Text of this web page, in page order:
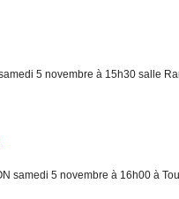
5 novembre à 15h30 salle
samedi 5 novembre à 16h00 à